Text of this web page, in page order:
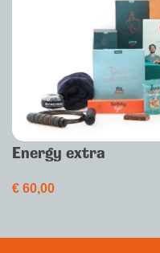
Energy extra
€ 60,00